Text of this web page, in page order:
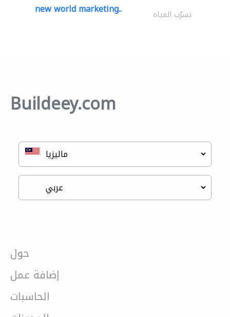
new world marketing.. تسرّب المياه
Buildeey.com
حول
إضافة عمل
الحاسبات